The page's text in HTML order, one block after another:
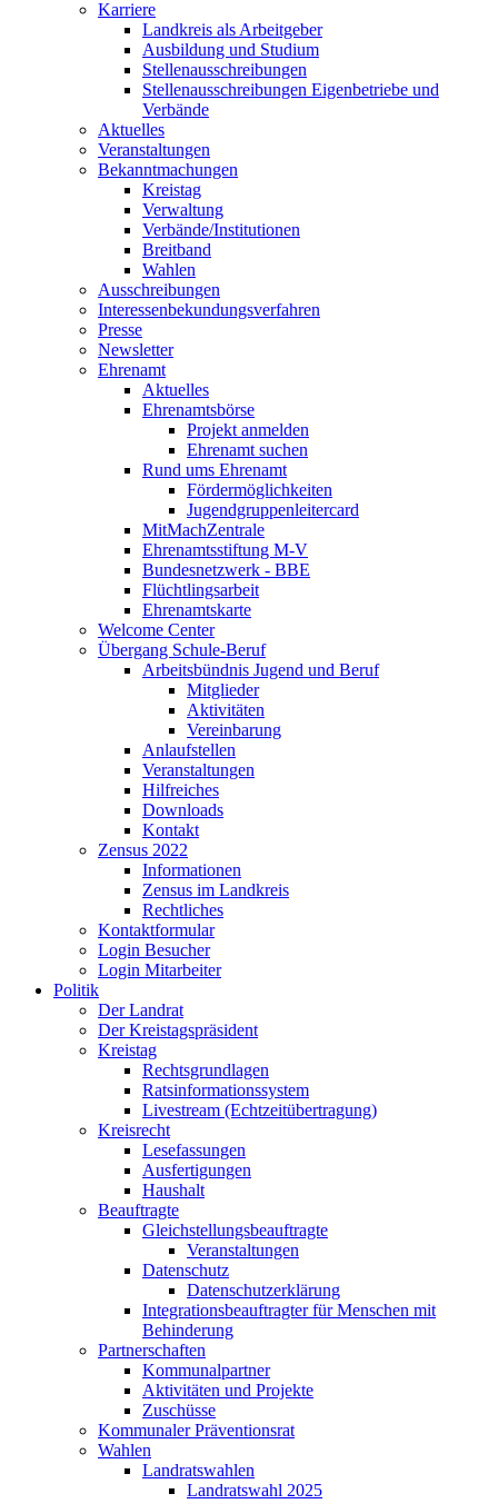
Karriere
Landkreis als Arbeitgeber
Ausbildung und Studium
Stellenausschreibungen
Stellenausschreibungen Eigenbetriebe und
Verbände
Aktuelles
Veranstaltungen
Bekanntmachungen
Kreistag
Verwaltung
Verbände/Institutionen
Breitband
Wahlen
Ausschreibungen
Interessen­bekundungsverfahren
Presse
Newsletter
Ehrenamt
Aktuelles
Ehrenamtsbörse
Projekt anmelden
Ehrenamt suchen
Rund ums Ehrenamt
Fördermöglichkeiten
Jugendgruppenleitercard
MitMachZentrale
Ehrenamtsstiftung M-V
Bundesnetzwerk - BBE
Flüchtlingsarbeit
Ehrenamtskarte
Welcome Center
Übergang Schule-Beruf
Arbeitsbündnis Jugend und Beruf
Mitglieder
Aktivitäten
Vereinbarung
Anlaufstellen
Veranstaltungen
Hilfreiches
Downloads
Kontakt
Zensus 2022
Informationen
Zensus im Landkreis
Rechtliches
Kontaktformular
Login Besucher
Login Mitarbeiter
Politik
Der Landrat
Der Kreistagspräsident
Kreistag
Rechtsgrundlagen
Ratsinformationssystem
Livestream (Echtzeitübertragung)
Kreisrecht
Lesefassungen
Ausfertigungen
Haushalt
Beauftragte
Gleichstellungsbeauftragte
Veranstaltungen
Datenschutz
Datenschutzerklärung
Integrationsbeauftragter für Menschen mit
Behinderung
Partnerschaften
Kommunalpartner
Aktivitäten und Projekte
Zuschüsse
Kommunaler Präventionsrat
Wahlen
Landratswahlen
Landratswahl 2025